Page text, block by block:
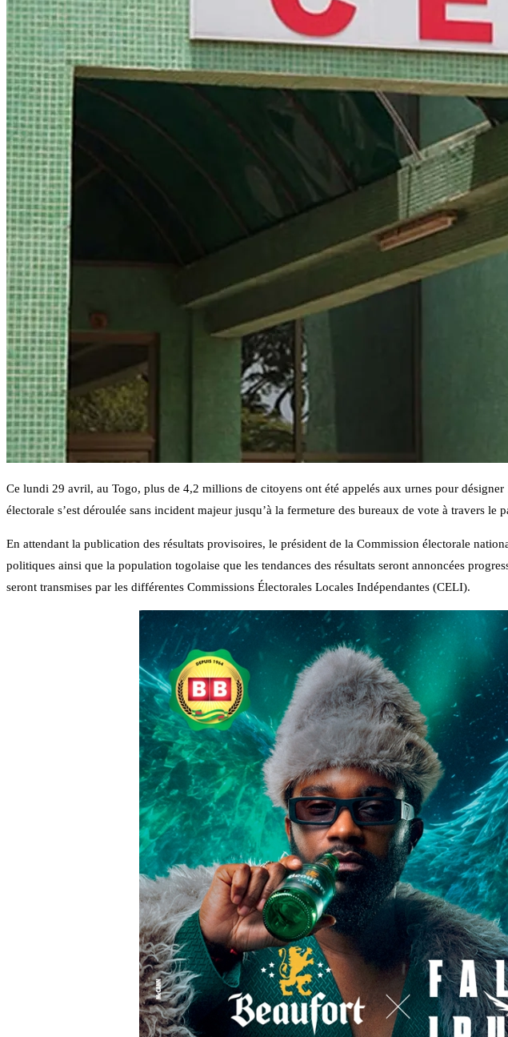
Ce lundi 29 avril, au Togo, plus de 4,2 millions de citoyens ont été appelés aux urnes pour
électorale s’est déroulée sans incident majeur jusqu’à la fermeture des bureaux de vote à travers le
En attendant la publication des résultats provisoires, le président de la Commission électorale
politiques ainsi que la population togolaise que les tendances des résultats seront annoncées
seront transmises par les différentes Commissions Électorales Locales Indépendantes (CELI).